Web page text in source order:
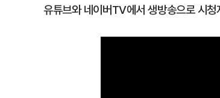
유튜브와 네이버TV에서 생방송으로 시청